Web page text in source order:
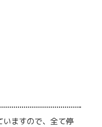
ますので、全て停